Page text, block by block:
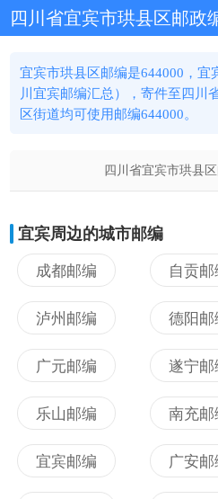
四川省宜宾市珙县区邮政
宜宾市珙县区邮编是644000，宜
川宜宾邮编汇总），寄件至四川
区街道均可使用邮编644000。
四川省宜宾市珙县区
宜宾周边的城市邮编
成都邮编 自贡邮
泸州邮编 德阳邮
广元邮编 遂宁邮
乐山邮编 南充邮
宜宾邮编 广安邮